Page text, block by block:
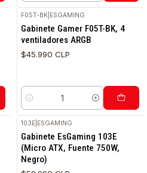
F05T-BK ESGAMING
Gabinete Gamer F05T-BK, 4
ventiladores ARGB
$45.990 CLP
Cantidad
103E ESGAMING
Gabinete EsGaming 103E
(Micro ATX, Fuente 750W,
Negro)